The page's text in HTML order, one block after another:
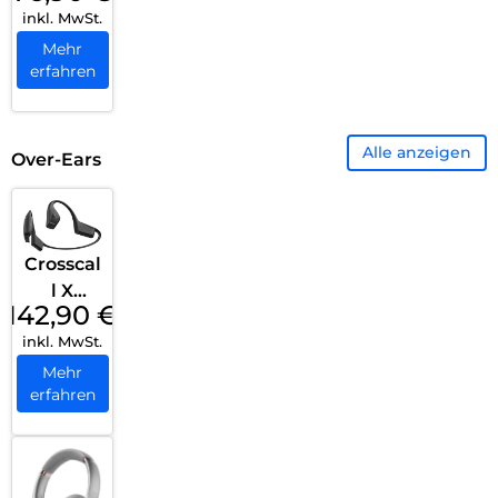
Pro
Midnigh
t Black
inkl. MwSt.
Mehr
erfahren
Over-Ears Alle anzeigen
Crosscal
l X
VIBES
Black
142,90 €
inkl. MwSt.
Mehr
erfahren